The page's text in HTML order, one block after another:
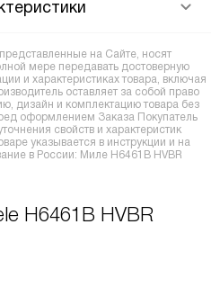
на Сайте, носят
мере передавать достоверную
и характеристиках товара, включая
оставляет за собой право
дизайн и комплектацию товара без
оформлением Заказа Покупатель
свойств и характеристик
указывается в инструкции и на
в России: Миле H6461B HVBR
H6461B HVBR